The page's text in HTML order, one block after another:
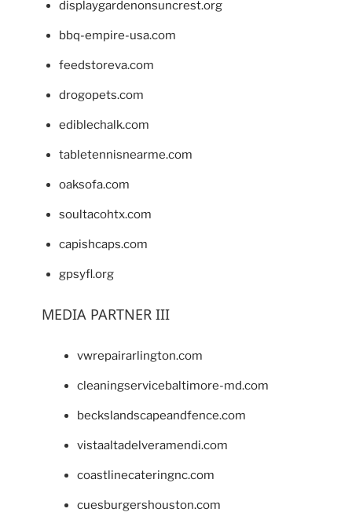
displaygardenonsuncrest.org
bbq-empire-usa.com
feedstoreva.com
drogopets.com
ediblechalk.com
tabletennisnearme.com
oaksofa.com
soultacohtx.com
capishcaps.com
gpsyfl.org
MEDIA PARTNER III
vwrepairarlington.com
cleaningservicebaltimore-md.com
beckslandscapeandfence.com
vistaaltadelveramendi.com
coastlinecateringnc.com
cuesburgershouston.com